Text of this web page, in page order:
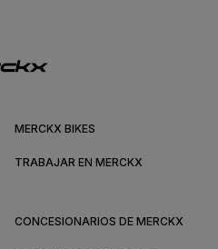
MERCKX BIKES
TRABAJAR EN MERCKX
CONCESIONARIOS DE MERCKX